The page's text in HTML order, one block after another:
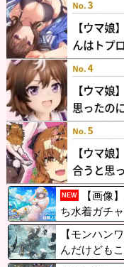
NEW
【画像
ち水着ガチ
【モンハン
んだけども